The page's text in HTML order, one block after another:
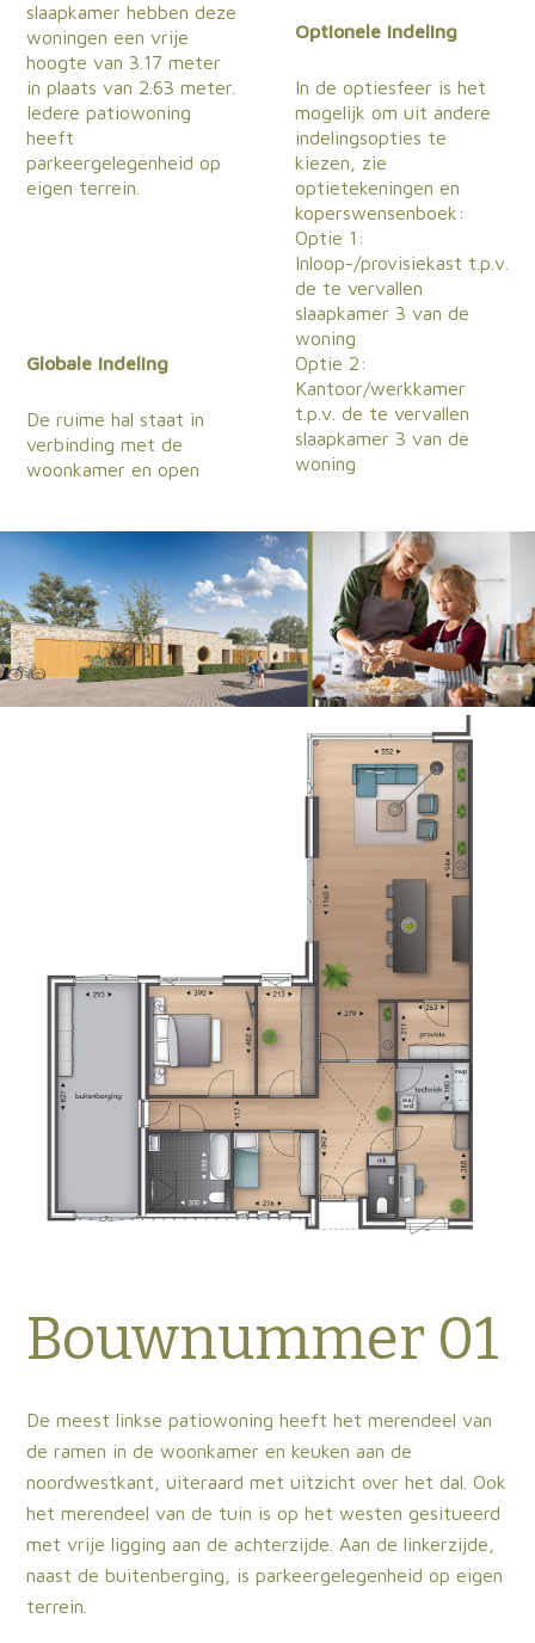
slaapkamer hebben deze
woningen een vrije
hoogte van 3.17 meter
in plaats van 2.63 meter.
Iedere patiowoning
heeft
parkeergelegenheid op
eigen terrein.
Globale indeling
De ruime hal staat in
verbinding met de
woonkamer en open
Optionele indeling
In de optiesfeer is het
mogelijk om uit andere
indelingsopties te
kiezen, zie
optietekeningen en
koperswensenboek:
Optie 1:
Inloop-/provisiekast t.p.v.
de te vervallen
slaapkamer 3 van de
woning
Optie 2:
Kantoor/werkkamer
t.p.v. de te vervallen
slaapkamer 3 van de
woning
Bouwnummer 01
De meest linkse patiowoning heeft het merendeel van
de ramen in de woonkamer en keuken aan de
noordwestkant, uiteraard met uitzicht over het dal. Ook
het merendeel van de tuin is op het westen gesitueerd
met vrije ligging aan de achterzijde. Aan de linkerzijde,
naast de buitenberging, is parkeergelegenheid op eigen
terrein.